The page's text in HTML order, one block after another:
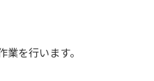
を行います。